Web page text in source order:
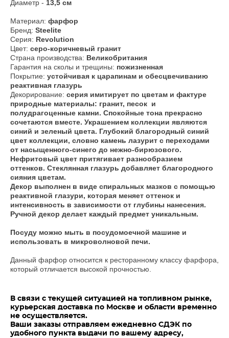
Диаметр - 13,5 см
Материал: фарфор
Бренд: Steelite
Серия: Revolution
Цвет: серо-коричневый гранит
Страна производства: Великобритания
Гарантия на сколы и трещины: пожизненная
Покрытие: устойчивая к царапинам и обесцвечиванию
реактивная глазурь
Декорирование: серия имитирует по цветам и фактуре
природные материалы: гранит, песок и
полудрагоценные камни. Спокойные тона прекрасно
сочетаются вместе. Украшением коллекции являются
синий и зеленый цвета. Глубокий благородный синий
цвет коллекции, словно камень лазурит с переходами
от насыщенного-синего до нежно-бирюзового.
Нефритовый цвет притягивает разнообразием
оттенков. Стеклянная глазурь добавляет благородного
сияния цветам.
Декор выполнен в виде спиральных мазков с помощью
реактивной глазури, которая меняет оттенок и
интенсивность в зависимости от глубины нанесения.
Ручной декор делает каждый предмет уникальным.
Посуду можно мыть в посудомоечной машине и
использовать в микроволновой печи.
Данный фарфор относится к ресторанному классу фарфора,
который отличается высокой прочностью.
В связи с текущей ситуацией на топливном рынке,
курьерская доставка по Москве и области временно
не осуществляется.
Ваши заказы отправляем ежедневно СДЭК по
удобного пункта выдачи по вашему адресу,